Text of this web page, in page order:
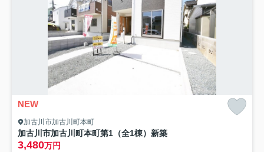
NEW
加古川市加古川町本町
加古川市加古川町本町第1（全1棟）新築
3,480万円